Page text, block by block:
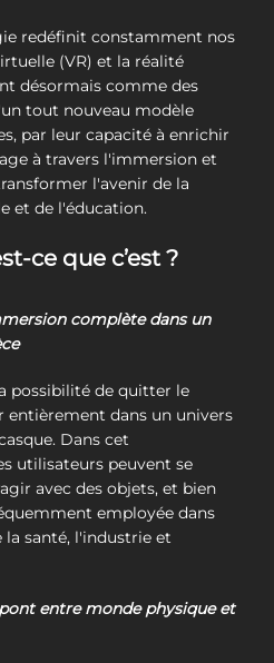
redéfinit constamment nos
(VR) et la réalité
désormais comme des
tout nouveau modèle
par leur capacité à enrichir
à travers l'immersion et
l'avenir de la
et de l'éducation.
ce que c’est ?
complète dans un
possibilité de quitter le
entièrement dans un univers
Dans cet
utilisateurs peuvent se
avec des objets, et bien
employée dans
santé, l'industrie et
entre monde physique et